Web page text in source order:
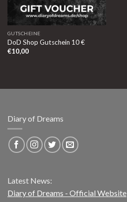
GUTSCHEINE
DoD Shop Gutschein 10 €
€10,00
Diary of Dreams
Latest News:
Diary of Dreams - Official Website